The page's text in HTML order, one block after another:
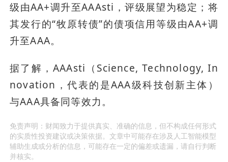
级由AA+调升至AAAsti，评级展望为稳定；将
其发行的“牧原转债”的债项信用等级由AA+调
升至AAA。
据了解，AAAsti（Science, Technology, In
novation，代表的是AAA级科技创新主体）
与AAA具备同等效力。
免责声明：财闻致力于提供真实、准确的信息，但不构成任何形式
的实质性投资建议或决策依据。文章中可能存在涉及人工智能模型
辅助生成或分析的信息，可能存在一定的偏差或遗漏，请自行判断
并核实。